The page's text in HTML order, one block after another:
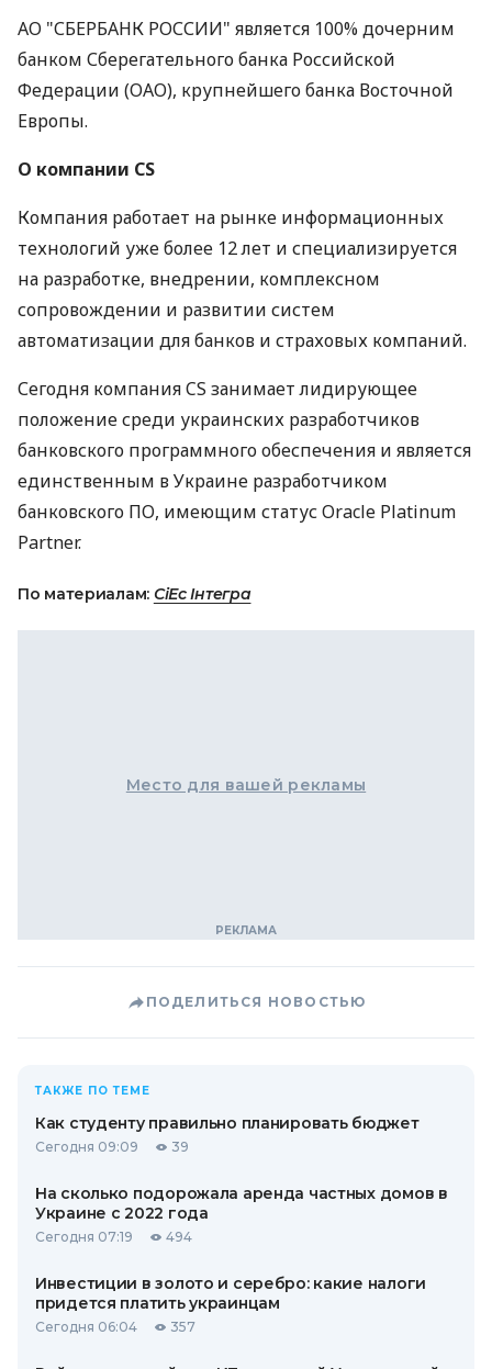
АО "СБЕРБАНК РОССИИ" является 100% дочерним
банком Сберегательного банка Российской
Федерации (ОАО), крупнейшего банка Восточной
Европы.
О компании CS
Компания работает на рынке информационных
технологий уже более 12 лет и специализируется
на разработке, внедрении, комплексном
сопровождении и развитии систем
автоматизации для банков и страховых компаний.
Сегодня компания CS занимает лидирующее
положение среди украинских разработчиков
банковского программного обеспечения и является
единственным в Украине разработчиком
банковского ПО, имеющим статус Oracle Platinum
Partner.
По материалам: СіЕс Інтегра
Место для вашей рекламы
ПОДЕЛИТЬСЯ НОВОСТЬЮ
ТАКЖЕ ПО ТЕМЕ
Как студенту правильно планировать бюджет
Сегодня 09:09 39
На сколько подорожала аренда частных домов в
Украине с 2022 года
Сегодня 07:19 494
Инвестиции в золото и серебро: какие налоги
придется платить украинцам
Сегодня 06:04 357